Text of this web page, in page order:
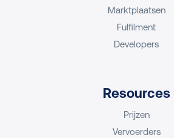
Marktplaatsen
Fulfilment
Developers
Resources
Prijzen
Vervoerders